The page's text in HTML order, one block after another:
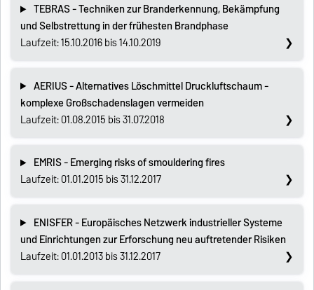
TEBRAS - Techniken zur Branderkennung, Bekämpfung
und Selbstrettung in der frühesten Brandphase
Laufzeit: 15.10.2016 bis 14.10.2019
AERIUS - Alternatives Löschmittel Druckluftschaum -
komplexe Großschadenslagen vermeiden
Laufzeit: 01.08.2015 bis 31.07.2018
EMRIS - Emerging risks of smouldering fires
Laufzeit: 01.01.2015 bis 31.12.2017
ENISFER - Europäisches Netzwerk industrieller Systeme
und Einrichtungen zur Erforschung neu auftretender Risiken
Laufzeit: 01.01.2013 bis 31.12.2017